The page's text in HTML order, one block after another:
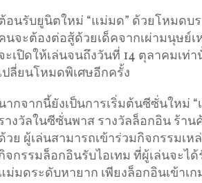
อนรับยูนิตใหม่ “แม่มด” ด้วยโหมดบ
นจะต้องต่อสู้ด้วยเด็คจากเผ่ามนุษย์
ะเปิดให้เล่นจนถึงวันที่ 14 ตุลาคมเท่
ปลี่ยนโหมดพิเศษอีกครั้ง
ากจากนี้ยังเป็นการเริ่มต้นซีซั่นใหม่
างวัลในซีซั่นพาส รางวัลล็อกอิน ร้า
วย ผู้เล่นสามารถเข้าร่วมกิจกรรมเ
จกรรมล็อกอินรับไอเทม ที่ผู้เล่นจะไ
ม่มดระดับหายาก เพียงล็อกอินเข้าเก